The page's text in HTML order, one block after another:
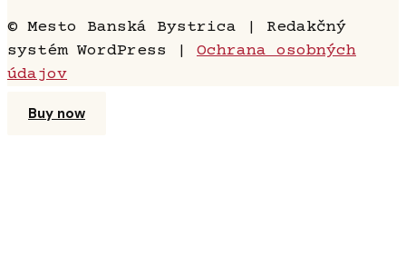
© Mesto Banská Bystrica | Redakčný
systém WordPress | Ochrana osobných
údajov
Buy now